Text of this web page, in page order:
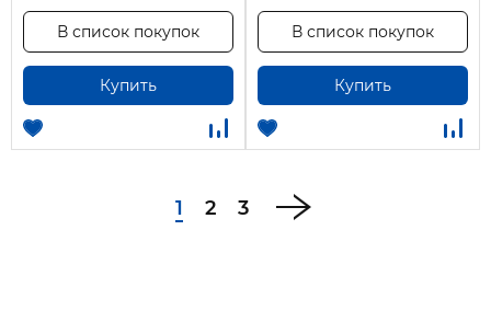
Купить
В список покупок
Купить
В список покупок
1 2 3